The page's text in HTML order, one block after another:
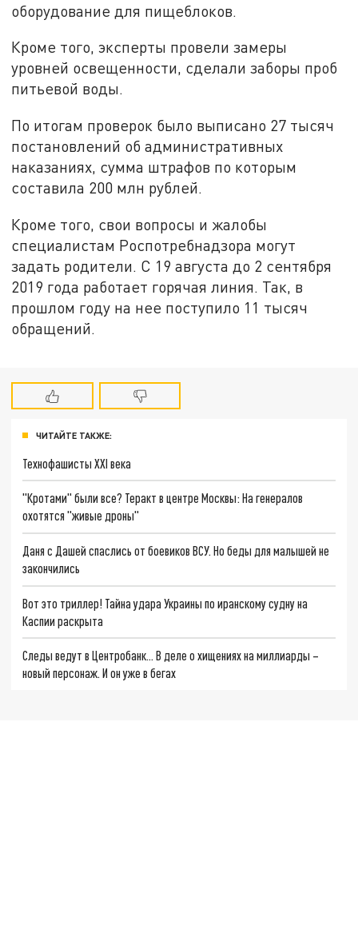
оборудование для пищеблоков.
Кроме того, эксперты провели замеры
уровней освещенности, сделали заборы проб
питьевой воды.
По итогам проверок было выписано 27 тысяч
постановлений об административных
наказаниях, сумма штрафов по которым
составила 200 млн рублей.
Кроме того, свои вопросы и жалобы
специалистам Роспотребнадзора могут
задать родители. С 19 августа до 2 сентября
2019 года работает горячая линия. Так, в
прошлом году на нее поступило 11 тысяч
обращений.
ЧИТАЙТЕ ТАКЖЕ:
Технофашисты XXI века
"Кротами" были все? Теракт в центре Москвы: На генералов
охотятся "живые дроны"
Даня с Дашей спаслись от боевиков ВСУ. Но беды для малышей не
закончились
Вот это триллер! Тайна удара Украины по иранскому судну на
Каспии раскрыта
Следы ведут в Центробанк… В деле о хищениях на миллиарды –
новый персонаж. И он уже в бегах